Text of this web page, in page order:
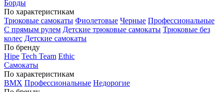
Борды
По характеристикам
Трюковые самокаты Фиолетовые Черные Профессиональные
С прямым рулем Детские трюковые самокаты Трюковые без
колес Детские самокаты
По бренду
Hipe Tech Team Ethic
Самокаты
По характеристикам
BMX Профессиональные Недорогие